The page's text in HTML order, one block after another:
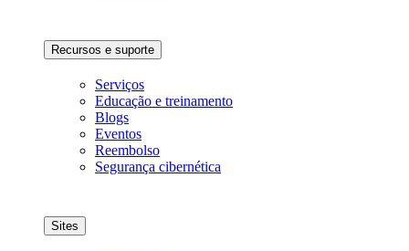
Recursos e suporte
Serviços
Educação e treinamento
Blogs
Eventos
Reembolso
Segurança cibernética
Sites